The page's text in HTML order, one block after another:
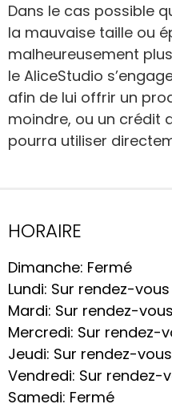
Dans le cas possible
la mauvaise taille ou
malheureusement
le AliceStudio
afin de lui offrir un
moindre, ou un crédit
pourra utiliser
HORAIRE
Dimanche: Fermé
Lundi: Sur rendez-vous
Mardi: Sur rendez-vous
Mercredi: Sur rendez-
Jeudi: Sur rendez-vous
Vendredi: Sur rendez-
Samedi: Fermé